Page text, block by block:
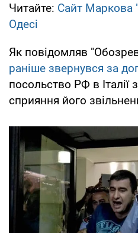
Читайте: Сайт Маркова
Одесі
Як повідомляв
раніше звернувся за
посольство РФ в Італії
сприяння його